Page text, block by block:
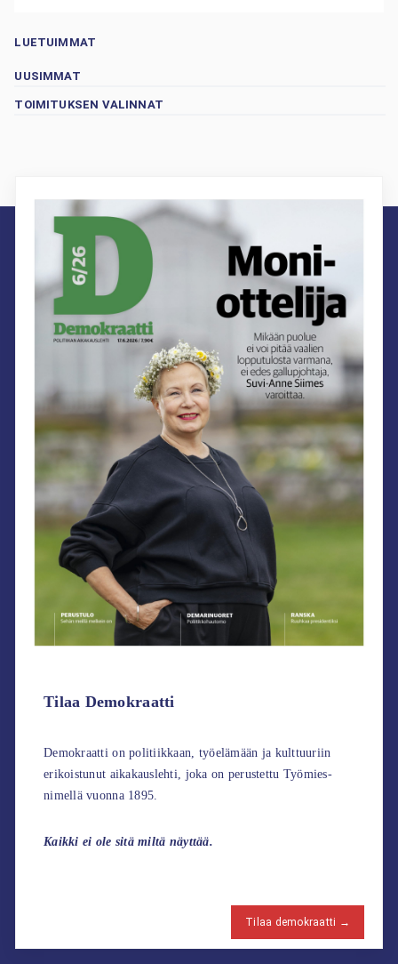
LUETUIMMAT
UUSIMMAT
TOIMITUKSEN VALINNAT
Tilaa Demokraatti
Demokraatti on politiikkaan, työelämään ja kulttuuriin
erikoistunut aikakauslehti, joka on perustettu Työmies-
nimellä vuonna 1895.
Kaikki ei ole sitä miltä näyttää.
Tilaa demokraatti →